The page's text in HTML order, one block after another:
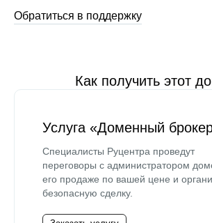
Обратиться в поддержку
Как получить этот
Услуга «Доменный
Специалисты Руцентра проведут
переговоры с администратором
его продаже по вашей цене и
безопасную сделку.